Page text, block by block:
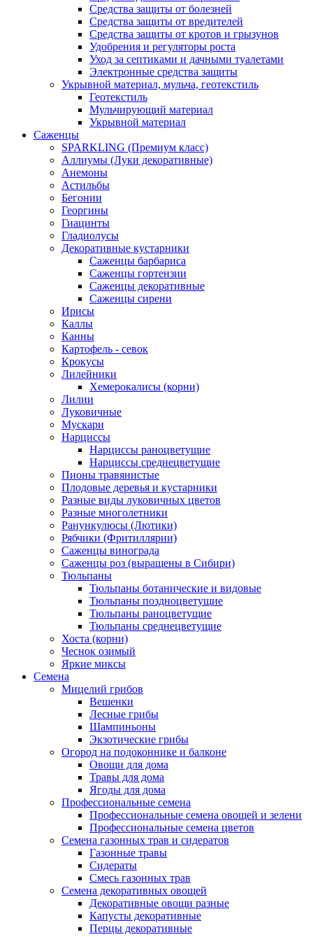
Средства защиты от болезней
Средства защиты от вредителей
Средства защиты от кротов и грызунов
Удобрения и регуляторы роста
Уход за септиками и дачными туалетами
Электронные средства защиты
Укрывной материал, мульча, геотекстиль
Геотекстиль
Мульчирующий материал
Укрывной материал
Саженцы
SPARKLING (Премиум класс)
Аллиумы (Луки декоративные)
Анемоны
Астильбы
Бегонии
Георгины
Гиацинты
Гладиолусы
Декоративные кустарники
Саженцы барбариса
Саженцы гортензии
Саженцы декоративные
Саженцы сирени
Ирисы
Каллы
Канны
Картофель - севок
Крокусы
Лилейники
Хемерокалисы (корни)
Лилии
Луковичные
Мускари
Нарциссы
Нарциссы раноцветущие
Нарциссы среднецветущие
Пионы травянистые
Плодовые деревья и кустарники
Разные виды луковичных цветов
Разные многолетники
Ранункулюсы (Лютики)
Рябчики (Фритиллярии)
Саженцы винограда
Саженцы роз (выращены в Сибири)
Тюльпаны
Тюльпаны ботанические и видовые
Тюльпаны поздноцветущие
Тюльпаны раноцветущие
Тюльпаны среднецветущие
Хоста (корни)
Чеснок озимый
Яркие миксы
Семена
Мицелий грибов
Вешенки
Лесные грибы
Шампиньоны
Экзотические грибы
Огород на подоконнике и балконе
Овощи для дома
Травы для дома
Ягоды для дома
Профессиональные семена
Профессиональные семена овощей и зелени
Профессиональные семена цветов
Семена газонных трав и сидератов
Газонные травы
Сидераты
Смесь газонных трав
Семена декоративных овощей
Декоративные овощи разные
Капусты декоративные
Перцы декоративные